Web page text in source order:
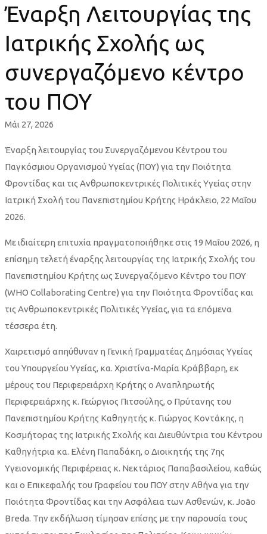
κέντρο
του
ΠΟΥ
Έναρξη Λειτουργίας της
Ιατρικής Σχολής ως
συνεργαζόμενο κέντρο
του ΠΟΥ
Μάι 27, 2026
Έναρξη λειτουργίας του Συνεργαζόμενου Κέντρου του
Παγκόσμιου Οργανισμού Υγείας (ΠΟΥ) για την Ποιότητα
Φροντίδας και τις Ανθρωποκεντρικές Πολιτικές Υγείας στην
Ιατρική Σχολή του Πανεπιστημίου Κρήτης Ηράκλειο, 22 Μαΐου
2026.
Με ιδιαίτερη επιτυχία πραγματοποιήθηκε στις 19 Μαΐου 2026, η
επίσημη τελετή έναρξης λειτουργίας της Ιατρικής Σχολής του
Πανεπιστημίου Κρήτης ως Συνεργαζόμενο Κέντρο του ΠΟΥ
(WHO Collaborating Centre) για την Ποιότητα Φροντίδας και
τις Ανθρωποκεντρικές Πολιτικές Υγείας, για τα επόμενα
τέσσερα έτη.
Χαιρετισμό απηύθυναν η Γενική Γραμματέας Δημόσιας Υγείας
του Υπουργείου Υγείας, κα. Χριστίνα-Μαρία Κράββαρη, εκ
μέρους του Περιφερειάρχη Κρήτης ο Αναπληρωτής
Περιφερειάρχης κ. Γεώργιος Πιτσούλης, ο Πρύτανης του
Πανεπιστημίου Κρήτης Καθηγητής κ. Γιώργος Κοντάκης, η
Κοσμήτορας της Ιατρικής Σχολής και Διευθύντρια του Κέντρου
Καθηγήτρια κα. Ελένη Παπαδάκη, ο Διοικητής της 7ης
Υγειονομικής Περιφέρειας κ. Νεκτάριος Παπαβασιλείου, καθώς
και ο Επικεφαλής του Γραφείου του ΠΟΥ στην Αθήνα για την
Ποιότητα Φροντίδας και την Ασφάλεια των Ασθενών, κ. João
Breda. Την εκδήλωση τίμησαν επίσης με την παρουσία τους